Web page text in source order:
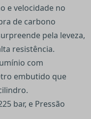
e velocidade no
de carbono
pela leveza,
resistência.
com
embutido que
bar, e Pressão